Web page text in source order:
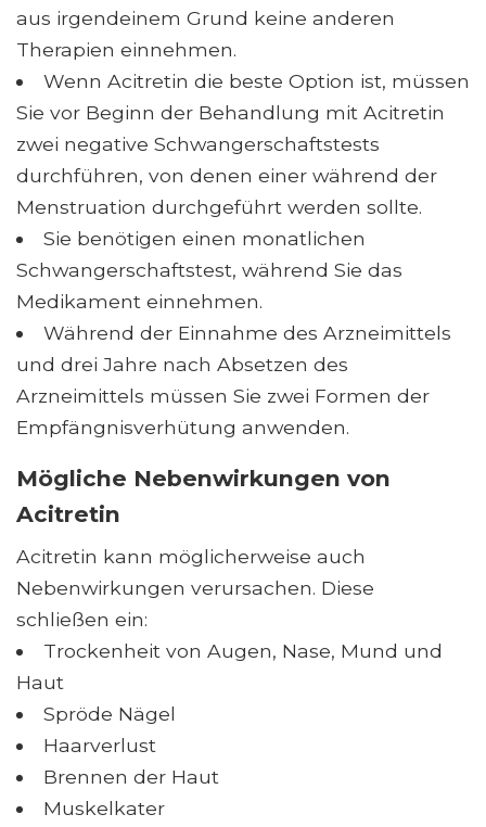
aus irgendeinem Grund keine anderen
Therapien einnehmen.
Wenn Acitretin die beste Option ist, müssen
Sie vor Beginn der Behandlung mit Acitretin
zwei negative Schwangerschaftstests
durchführen, von denen einer während der
Menstruation durchgeführt werden sollte.
Sie benötigen einen monatlichen
Schwangerschaftstest, während Sie das
Medikament einnehmen.
Während der Einnahme des Arzneimittels
und drei Jahre nach Absetzen des
Arzneimittels müssen Sie zwei Formen der
Empfängnisverhütung anwenden.
Mögliche Nebenwirkungen von
Acitretin
Acitretin kann möglicherweise auch
Nebenwirkungen verursachen. Diese
schließen ein:
Trockenheit von Augen, Nase, Mund und
Haut
Spröde Nägel
Haarverlust
Brennen der Haut
Muskelkater